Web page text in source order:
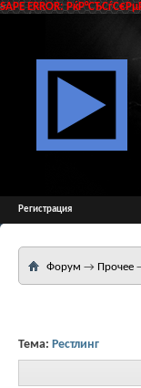
SAPE ERROR:
Регистрация
Форум → Прочее
Тема: Рестлинг